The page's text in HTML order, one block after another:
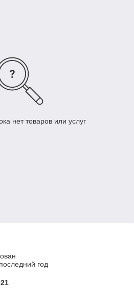
нет товаров или услуг
год